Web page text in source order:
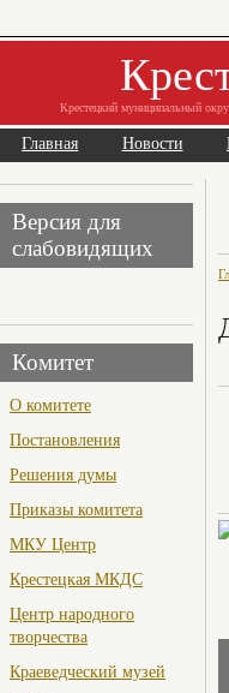
Крестецкий муниципальный
Главная Новости
Версия для
слабовидящих
Комитет
О комитете
Постановления
Решения думы
Приказы комитета
МКУ Центр
Крестецкая МКДС
Центр народного
творчества
Краеведческий музей